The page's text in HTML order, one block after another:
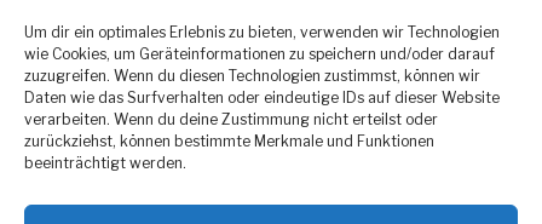
Um dir ein optimales Erlebnis zu bieten, verwenden wir Technologien
wie Cookies, um Geräteinformationen zu speichern und/oder darauf
zuzugreifen. Wenn du diesen Technologien zustimmst, können wir
Daten wie das Surfverhalten oder eindeutige IDs auf dieser Website
verarbeiten. Wenn du deine Zustimmung nicht erteilst oder
zurückziehst, können bestimmte Merkmale und Funktionen
beeinträchtigt werden.
Datenschutzerklärung
Impressum